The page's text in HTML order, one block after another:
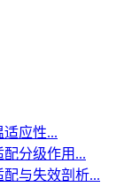
应性...
分级作用...
与失效剖析...